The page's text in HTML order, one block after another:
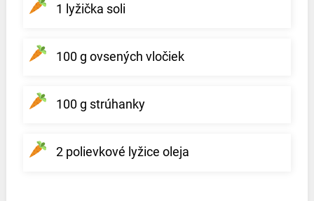
1 lyžička soli
100 g ovsených vločiek
100 g strúhanky
2 polievkové lyžice oleja